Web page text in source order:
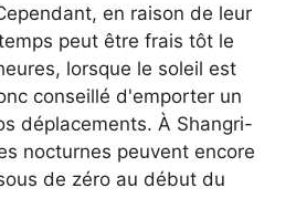
en raison de leur
peut être frais tôt le
lorsque le soleil est
conseillé d'emporter un
déplacements. À Shangri-
nocturnes peuvent encore
de zéro au début du